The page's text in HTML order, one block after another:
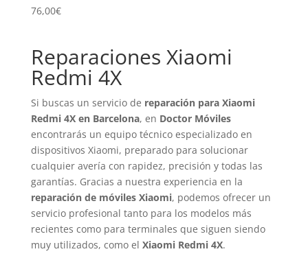
76,00€
Reparaciones Xiaomi
Redmi 4X
Si buscas un servicio de reparación para Xiaomi
Redmi 4X en Barcelona, en Doctor Móviles
encontrarás un equipo técnico especializado en
dispositivos Xiaomi, preparado para solucionar
cualquier avería con rapidez, precisión y todas las
garantías. Gracias a nuestra experiencia en la
reparación de móviles Xiaomi, podemos ofrecer un
servicio profesional tanto para los modelos más
recientes como para terminales que siguen siendo
muy utilizados, como el Xiaomi Redmi 4X.